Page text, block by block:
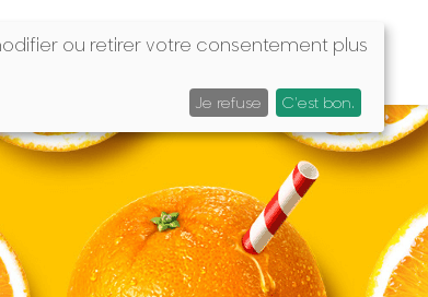
CONTACTEZ NOUS EN Search
ou retirer votre consentement plus
Je refuse C'est bon.